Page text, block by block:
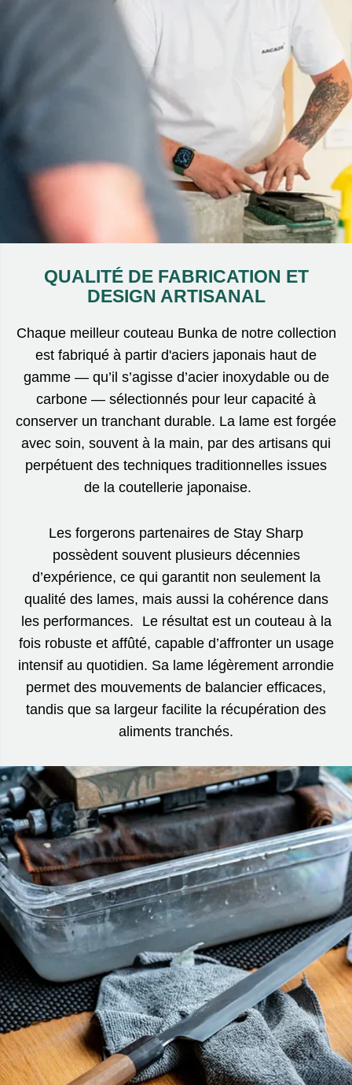
QUALITÉ DE FABRICATION ET
DESIGN ARTISANAL
Chaque meilleur couteau Bunka de notre collection
est fabriqué à partir d'aciers japonais haut de
gamme — qu’il s’agisse d’acier inoxydable ou de
carbone — sélectionnés pour leur capacité à
conserver un tranchant durable. La lame est forgée
avec soin, souvent à la main, par des artisans qui
perpétuent des techniques traditionnelles issues
de la coutellerie japonaise.
Les forgerons partenaires de Stay Sharp
possèdent souvent plusieurs décennies
d’expérience, ce qui garantit non seulement la
qualité des lames, mais aussi la cohérence dans
les performances. Le résultat est un couteau à la
fois robuste et affûté, capable d’affronter un usage
intensif au quotidien. Sa lame légèrement arrondie
permet des mouvements de balancier efficaces,
tandis que sa largeur facilite la récupération des
aliments tranchés.